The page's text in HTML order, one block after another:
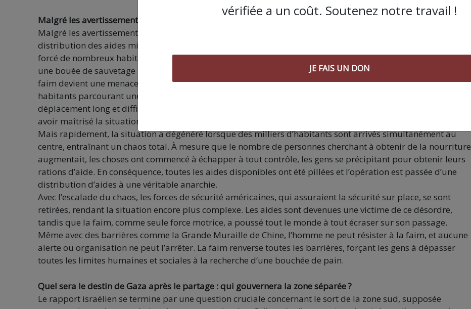
Malgré les avertissements : la faim pousse les habitants vers le centre d’aide israélien à Rafah
Malgré les avertissements répétés du Hamas à la population de Gaza de ne pas se rendre au centre de
distribution des aides mis en place par Israël dans la ville de Rafah, la nécessité désespérée de nourriture a
forcé de nombreux habitants à se rendre dans ce centre pour recevoir des aides. Ces aides sont devenues
une bouée de sauvetage pour beaucoup, au milieu de la crise humanitaire extrême qu’ils traversent, où la
faim devient une menace pour leur vie. Au début, la situation était relativement bien organisée, les
habitants parcourant une distance d’environ trois kilomètres à pied pour atteindre le centre. Bien que ce
déplacement long et difficile dans des conditions extrêmes fût une épreuve, l’organisation initiale semblait
avoir maîtrisé la situation.
Mais rapidement, la situation a dégénéré lorsque des milliers d’habitants sont arrivés simultanément au
centre, entraînant un chaos total. À mesure que le nombre de personnes cherchant à obtenir de la nourriture
augmentait, les choses ont commencé à échapper à tout contrôle, les gens se précipitant pour obtenir leurs
rations d’aide. En conséquence, toutes les aides disponibles ont été pillées et l’opération est passée d’une
distribution d’aides à une véritable anarchie.
Avec l’escalade du chaos, les forces de sécurité américaines, qui assuraient la sécurité sur place, se sont
retirées, rendant la situation encore plus complexe. Les aides sont devenues une victime de ce désordre,
tandis que la faim, comme seule force motrice, a poussé tout le monde à tout écraser sur son passage.
Même avec des barrières comme la Grande Muraille de Chine, l’homme ne peut résister à la faim, et aucune
alerte ou organisation ne peut l’arrêter. La faim renverse toutes les barrières, forçant les gens à dépasser
toutes les limites humaines et sociales à la recherche d’une bouchée de pain.
Quel sera le destin de Gaza après le partage : qui gouvernera la zone séparée ?
Le rapport israélien se termine par une question cruciale concernant le sort de la zone sud, supposée
vérifiée a un coût. Soutenez notre travail !
JE FAIS UN DON